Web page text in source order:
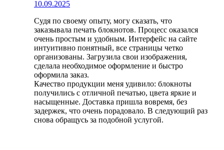
10.09.2025
Судя по своему опыту, могу сказать, что
заказывала печать блокнотов. Процесс оказался
очень простым и удобным. Интерфейс на сайте
интуитивно понятный, все страницы четко
организованы. Загрузила свои изображения,
сделала необходимое оформление и быстро
оформила заказ.
Качество продукции меня удивило: блокноты
получились с отличной печатью, цвета яркие и
насыщенные. Доставка пришла вовремя, без
задержек, что очень порадовало. В следующий раз
снова обращусь за подобной услугой.